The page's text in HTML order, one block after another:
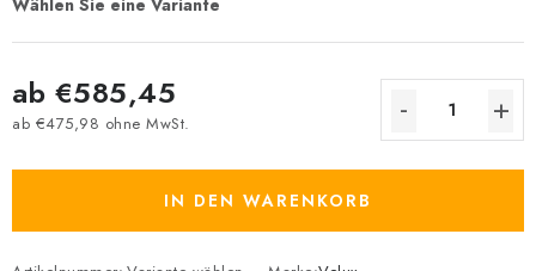
ab €585,45
ab €475,98 ohne MwSt.
IN DEN WARENKORB